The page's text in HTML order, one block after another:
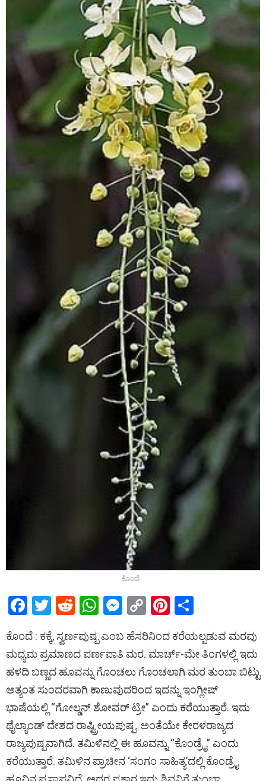
ಕೊಂದೆ
F
ce
b
o
o
k
T
tt
er
R
d
di
t
W
at
s
A
p
p
M
se
n
g
er
C
py
Li
n
k
Pi
er
es
t
ar
e
ಕೊಂದೆ : ಕಕ್ಕೆ, ಸ್ವರ್ಣಪುಷ್ಪ ಎಂಬ ಹೆಸರಿನಿಂದ ಕರೆಯಲ್ಪಡುವ ಮರವು
ಮಧ್ಯಮ ಪ್ರಮಾಣದ ಪರ್ಣಪಾತಿ ಮರ. ಮಾರ್ಚ್-ಮೇ ತಿಂಗಳಲ್ಲಿ ಇದು
ಹಳದಿ ಬಣ್ಣದ ಹೂವನ್ನು ಗೊಂಚಲು ಗೊಂಚಲಾಗಿ ಮರ ತುಂಬಾ ಬಿಟ್ಟು
ಅತ್ಯಂತ ಸುಂದರವಾಗಿ ಕಾಣುವುದರಿಂದ ಇದನ್ನು ಇಂಗ್ಲೀಷ್
ಭಾಷೆಯಲ್ಲಿ “ಗೋಲ್ಡನ್ ಶೋವರ್ ಟ್ರೀ” ಎಂದು ಕರೆಯುತ್ತಾರೆ. ಇದು
ಥೈಲ್ಯಾಂಡ್ ದೇಶದ ರಾಷ್ಟ್ರೀಯಪುಷ್ಪ. ಅಂತೆಯೇ ಕೇರಳರಾಜ್ಯದ
ರಾಜ್ಯಪುಷ್ಪವಾಗಿದೆ. ತಮಿಳಿನಲ್ಲಿ ಈ ಹೂವನ್ನು “ಕೊಂಡ್ರೈ” ಎಂದು
ಕರೆಯುತ್ತಾರೆ. ತಮಿಳಿನ ಪ್ರಾಚೀನ ‘ಸಂಗಂ ಸಾಹಿತ್ಯ’ದಲ್ಲಿ ಕೊಂಡ್ರೈ